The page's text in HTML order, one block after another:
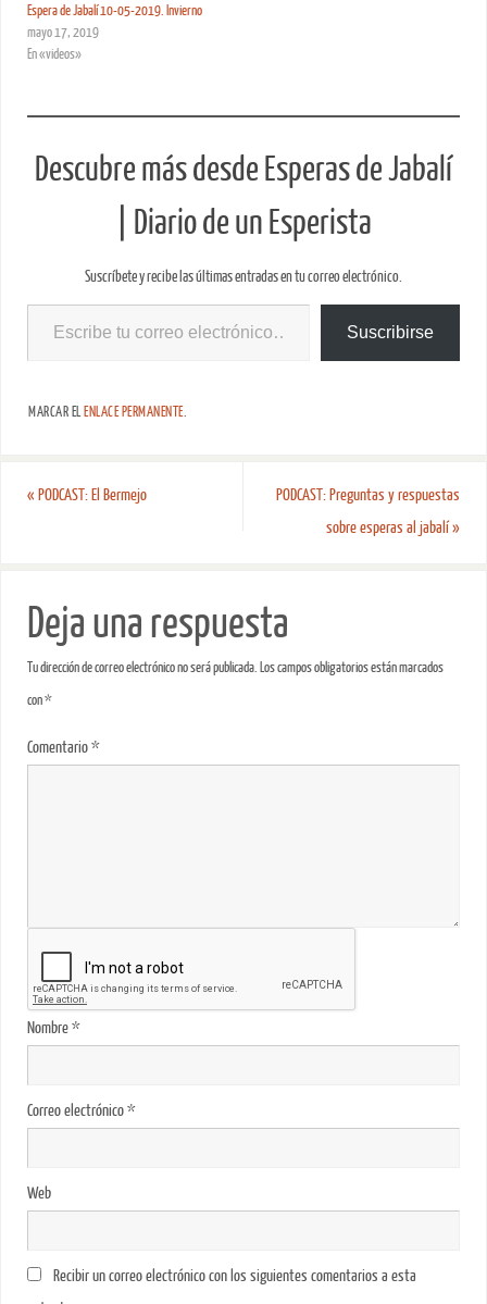
Espera de Jabalí 10-05-2019. Invierno
mayo 17, 2019
En «videos»
Descubre más desde Esperas de Jabalí
| Diario de un Esperista
Suscríbete y recibe las últimas entradas en tu correo electrónico.
Suscribirse
MARCAR EL ENLACE PERMANENTE.
« PODCAST: El Bermejo
PODCAST: Preguntas y respuestas
sobre esperas al jabalí »
Deja una respuesta
Tu dirección de correo electrónico no será publicada. Los campos obligatorios están marcados
con*
Comentario*
Nombre*
Correo electrónico*
Web
Recibir un correo electrónico con los siguientes comentarios a esta